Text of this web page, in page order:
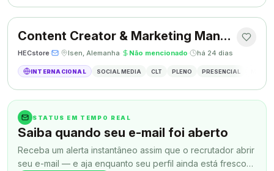
Content Creator & Marketing Manager
HECstore· · Isen, Alemanha· Não mencionado· há 24 dias
INTERNACIONAL SOCIAL MEDIA CLT PLENO PRESENCIAL
STATUS EM TEMPO REAL
Saiba quando seu e-mail foi aberto
Receba um alerta instantâneo assim que o recrutador abrir
seu e-mail — e aja enquanto seu perfil ainda está fresco